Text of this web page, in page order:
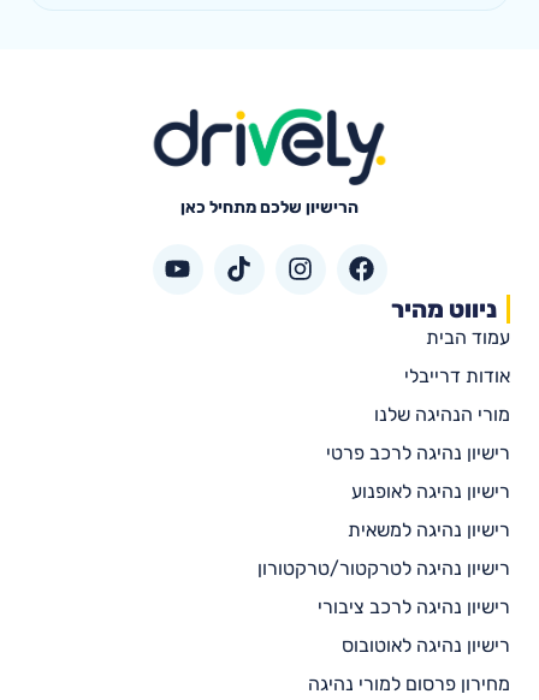
הרישיון שלכם מתחיל כאן
ניווט מהיר
עמוד הבית
אודות דרייבלי
מורי הנהיגה שלנו
רישיון נהיגה לרכב פרטי
רישיון נהיגה לאופנוע
רישיון נהיגה למשאית
רישיון נהיגה לטרקטור/טרקטורון
רישיון נהיגה לרכב ציבורי
רישיון נהיגה לאוטובוס
מחירון פרסום למורי נהיגה